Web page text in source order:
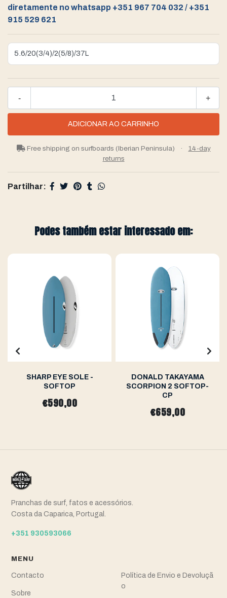
diretamente no whatsapp +351 967 704 032 / +351
915 529 621
+
-
Free shipping on surfboards (Iberian Peninsula) ·
14-day
returns
Partilhar:
Podes também estar interessado em:
SHARP EYE SOLE -
SOFTOP
€590,00
DONALD TAKAYAMA
SCORPION 2 SOFTOP-
CP
€659,00
Pranchas de surf, fatos e acessórios.
Costa da Caparica, Portugal.
+351 930593066
MENU
Contacto
Sobre
Política de Envio e Devoluçã
o